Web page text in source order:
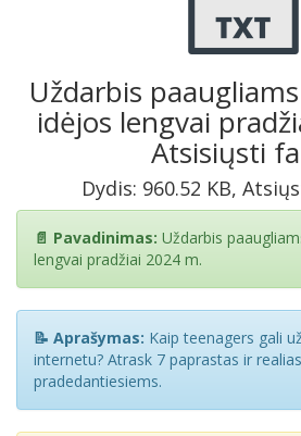
Uždarbis
idėjos lengvai
Atsisiųsti
Dydis: 960.52 KB,
📄 Pavadinimas: Uždarbis
lengvai pradžiai 2024 m.
📝 Aprašymas: Kaip teenagers gali
internetu? Atrask 7 paprastas ir
pradedantiesiems.